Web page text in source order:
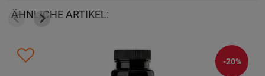
ÄHNLICHE ARTIKEL:
-20%